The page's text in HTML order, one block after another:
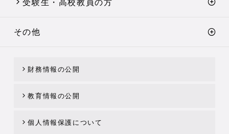
受験生・高校教員の方
その他
財務情報の公開
教育情報の公開
個人情報保護について